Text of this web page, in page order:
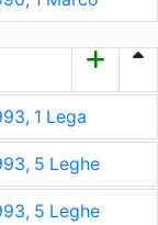
1 Lega
5 Leghe
5 Leghe